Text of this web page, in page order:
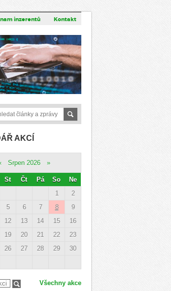
inzerentů Kontakt
AKCÍ
Srpen 2026 »
St Čt Pá So
Ne
1
2
5 6 7 8
9
12 13 14 15
16
19 20 21 22
23
26 27 28 29
30
Všechny akce